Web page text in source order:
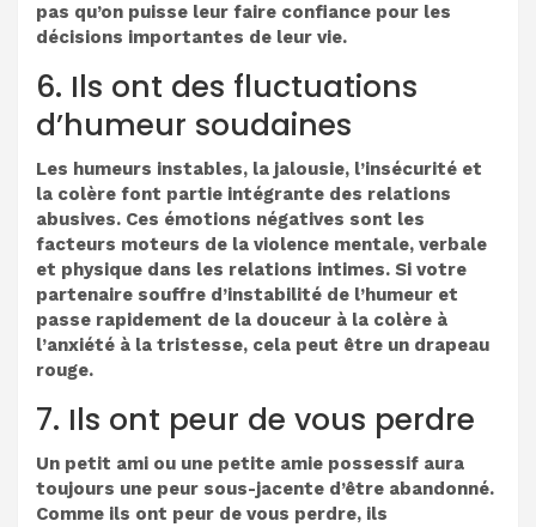
pas qu’on puisse leur faire confiance pour les
décisions importantes de leur vie.
6. Ils ont des fluctuations
d’humeur soudaines
Les humeurs instables, la jalousie, l’insécurité et
la colère font partie intégrante des relations
abusives. Ces émotions négatives sont les
facteurs moteurs de la violence mentale, verbale
et physique dans les relations intimes. Si votre
partenaire souffre d’instabilité de l’humeur et
passe rapidement de la douceur à la colère à
l’anxiété à la tristesse, cela peut être un drapeau
rouge.
7. Ils ont peur de vous perdre
Un petit ami ou une petite amie possessif aura
toujours une peur sous-jacente d’être abandonné.
Comme ils ont peur de vous perdre, ils